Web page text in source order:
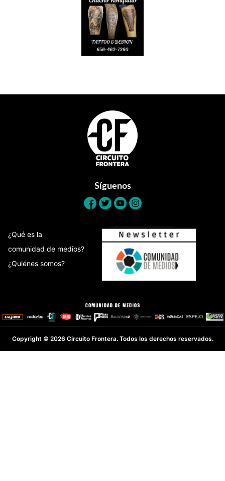
Síguenos
¿Qué es la
comunidad de medios?
¿Quiénes somos?
Copyright © 2026 Circuito Frontera. Todos los derechos reservados.